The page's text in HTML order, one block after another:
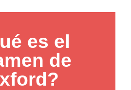
es el
de